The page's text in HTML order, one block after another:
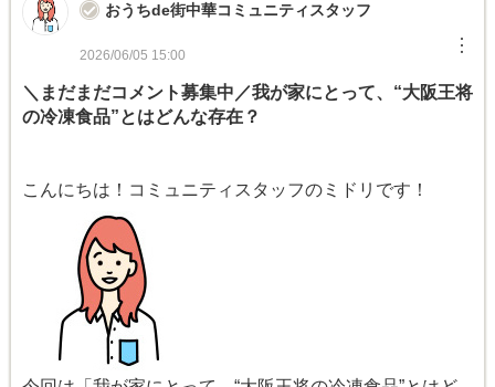
おうちde街中華コミュニティスタッフ
2026/06/05 15:00 ︙
＼まだまだコメント募集中／我が家にとって、“大阪王将
の冷凍食品”とはどんな存在？
こんにちは！コミュニティスタッフのミドリです！